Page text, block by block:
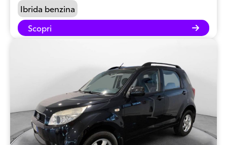
Ibrida benzina
Scopri